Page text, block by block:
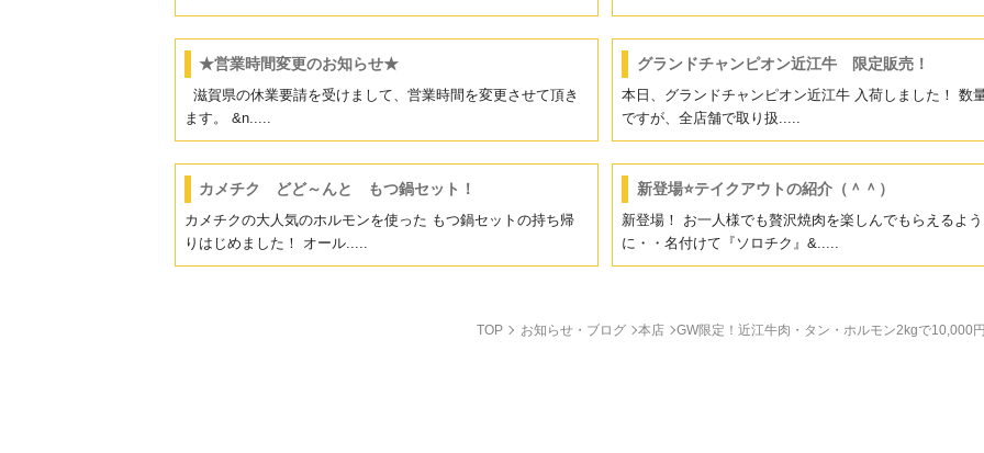
★営業時間変更のお知らせ★
滋賀県の休業要請を受けまして、営業時間を変更させて頂き
ます。 &n.....
グランドチャンピオン近江牛 限定販売！
本日、グランドチャンピオン近江牛 入荷しました！ 数
ですが、全店舗で取り扱.....
カメチク どど～んと もつ鍋セット！
カメチクの大人気のホルモンを使った もつ鍋セットの持ち帰
りはじめました！ オール.....
新登場⭐テイクアウトの紹介（＾＾）
新登場！ お一人様でも贅沢焼肉を楽しんでもらえるよう
に・・名付けて『ソロチク』&.....
TOP お知らせ・ブログ 本店 GW限定！近江牛肉・タン・ホルモン2kgで10,000円